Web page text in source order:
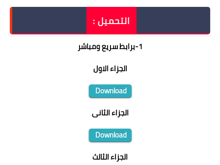
التحميل :
1
-برابط سريع ومباشر
الجزاء الاول
Download
الجزاء الثانى
Download
الجزاء الثالث